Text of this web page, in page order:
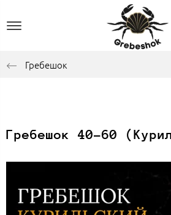
Гребешок
Гребешок 40-60